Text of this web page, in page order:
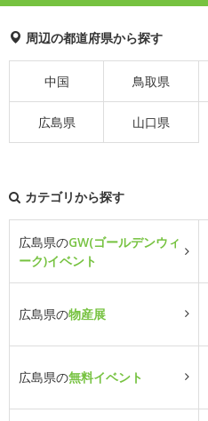
周辺の都道府県から探す
中国 鳥取県
広島県 山口県
カテゴリから探す
広島県のGW(ゴールデンウィ
ーク)イベント
広島県の物産展
広島県の無料イベント